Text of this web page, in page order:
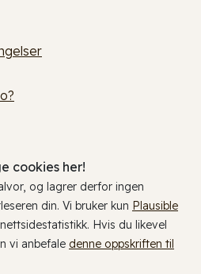
cookies her!
og lagrer derfor ingen
din. Vi bruker kun Plausible
Hvis du likevel
vi anbefale denne oppskriften til